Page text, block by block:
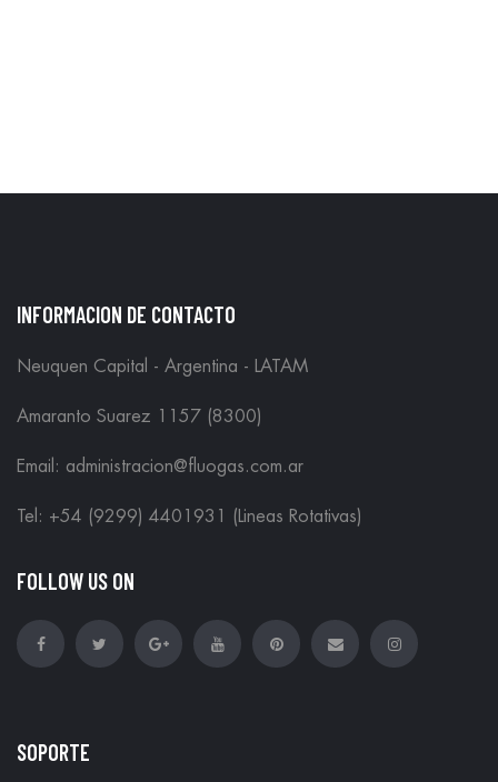
INFORMACION DE CONTACTO
Neuquen Capital - Argentina - LATAM
Amaranto Suarez 1157 (8300)
Email: administracion@fluogas.com.ar
Tel: +54 (9299) 4401931 (Lineas Rotativas)
FOLLOW US ON
SOPORTE